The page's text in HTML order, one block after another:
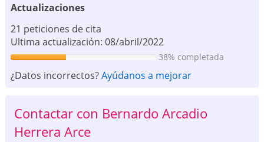
Actualizaciones
21 peticiones de cita
Ultima actualización: 08/abril/2022
38% completada
¿Datos incorrectos?Ayúdanos a mejorar
Contactar con Bernardo Arcadio
Herrera Arce